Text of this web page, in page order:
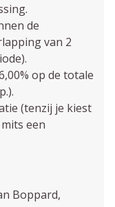
de
van 2
op de totale
(tenzij je kiest
een
Boppard,